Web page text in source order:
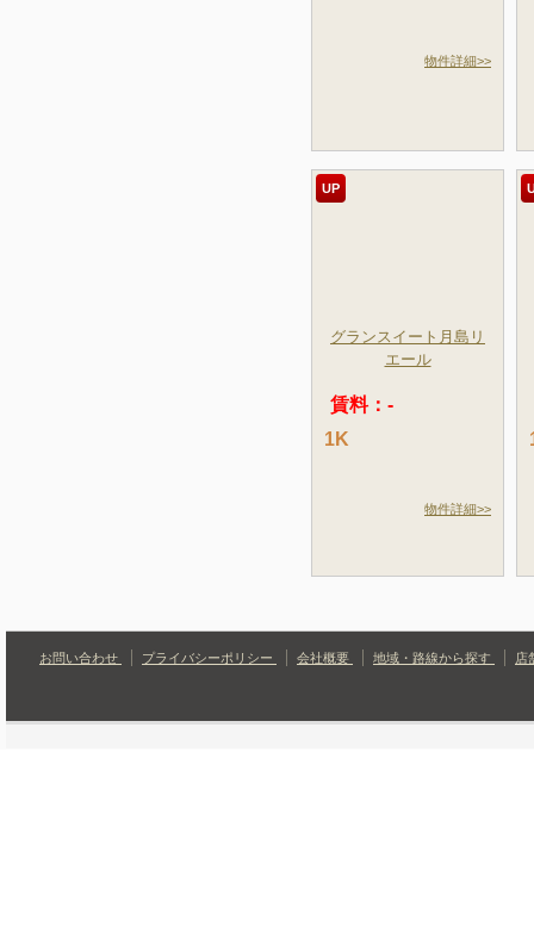
物件詳細>>
UP
グランスイート月島リ
エール
賃料：-
1K
物件詳細>>
お問い合わせ プライバシーポリシー 会社概要 地域・路線から探す 店